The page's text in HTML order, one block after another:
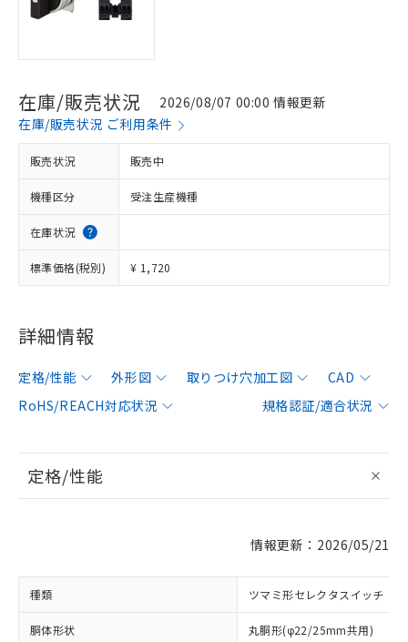
在庫/販売状況
2026/08/07 00:00 情報更新
在庫/販売状況 ご利用条件
販売状況 販売中
機種区分 受注生産機種
在庫状況
標準価格(税別) ¥ 1,720
詳細情報
定格/性能 外形図 取りつけ穴加工図
CAD
RoHS/REACH対応状況
規格認証/適合状況
定格/性能
情報更新：2026/05/21
種類 ツマミ形セレクタスイッチ
胴体形状 丸胴形(φ22/25mm共用)